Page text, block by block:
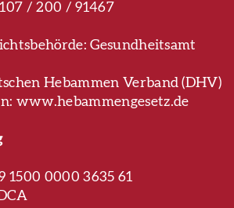
/ 200 / 91467
Gesundheitsamt
Hebammen Verband (DHV)
www.hebammengesetz.de
1500 0000 3635 61